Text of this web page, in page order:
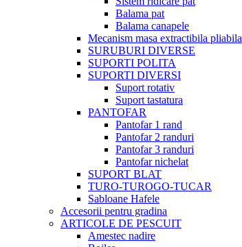
Balama pat
Balama canapele
Mecanism masa extractibila pliabila
SURUBURI DIVERSE
SUPORTI POLITA
SUPORTI DIVERSI
Suport rotativ
Suport tastatura
PANTOFAR
Pantofar 1 rand
Pantofar 2 randuri
Pantofar 3 randuri
Pantofar nichelat
SUPORT BLAT
TURO-TUROGO-TUCAR
Sabloane Hafele
Accesorii pentru gradina
ARTICOLE DE PESCUIT
Amestec nadire